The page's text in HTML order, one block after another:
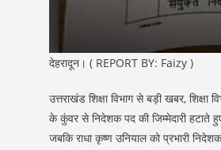
देहरादून। ( REPORT BY: Faizy )
उत्तराखंड शिक्षा विभाग से बड़ी खबर,
के कुंवर से निदेशक पद की जिम्मेदारी हटाते
जबकि राधा कृष्ण उनियाल को प्रभारी निदेशक